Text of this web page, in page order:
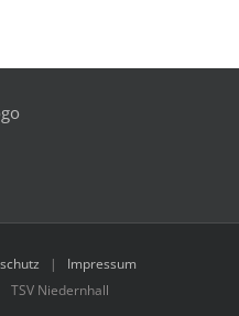
| Impressum
Niedernhall